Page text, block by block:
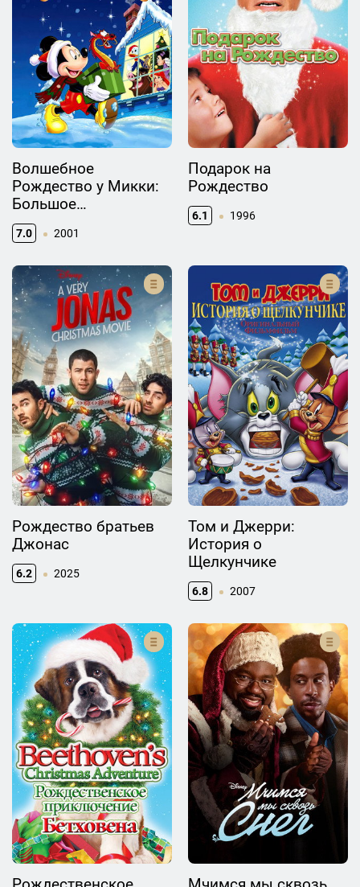
Волшебное
Рождество у Микки:
Большое
Рождественское
Приключение
7.0 2001
Подарок на
Рождество
6.1 1996
Рождество братьев
Джонас
6.2 2025
Том и Джерри:
История о
Щелкунчике
6.8 2007